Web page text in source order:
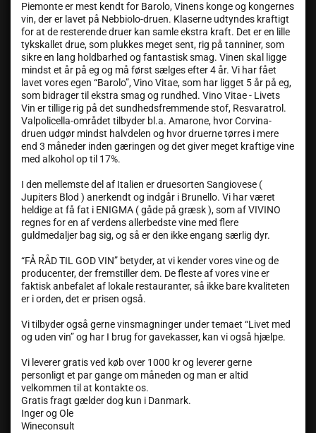
Piemonte er mest kendt for Barolo, Vinens konge og kongernes
vin, der er lavet på Nebbiolo-druen. Klaserne udtyndes kraftigt
for at de resterende druer kan samle ekstra kraft. Det er en lille
tykskallet drue, som plukkes meget sent, rig på tanniner, som
sikre en lang holdbarhed og fantastisk smag. Vinen skal ligge
mindst et år på eg og må først sælges efter 4 år. Vi har fået
lavet vores egen “Barolo”, Vino Vitae, som har ligget 5 år på eg,
som bidrager til ekstra smag og rundhed. Vino Vitae - Livets
Vin er tillige rig på det sundhedsfremmende stof, Resvaratrol.
Valpolicella-området tilbyder bl.a. Amarone, hvor Corvina-
druen udgør mindst halvdelen og hvor druerne tørres i mere
end 3 måneder inden gæringen og det giver meget kraftige vine
med alkohol op til 17%.
I den mellemste del af Italien er druesorten Sangiovese (
Jupiters Blod ) anerkendt og indgår i Brunello. Vi har været
heldige at få fat i ENIGMA ( gåde på græsk ), som af VIVINO
regnes for en af verdens allerbedste vine med flere
guldmedaljer bag sig, og så er den ikke engang særlig dyr.
“FÅ RÅD TIL GOD VIN” betyder, at vi kender vores vine og de
producenter, der fremstiller dem. De fleste af vores vine er
faktisk anbefalet af lokale restauranter, så ikke bare kvaliteten
er i orden, det er prisen også.
Vi tilbyder også gerne vinsmagninger under temaet “Livet med
og uden vin” og har I brug for gavekasser, kan vi også hjælpe.
Vi leverer gratis ved køb over 1000 kr og leverer gerne
personligt et par gange om måneden og man er altid
velkommen til at kontakte os.
Gratis fragt gælder dog kun i Danmark.
Inger og Ole
Wineconsult